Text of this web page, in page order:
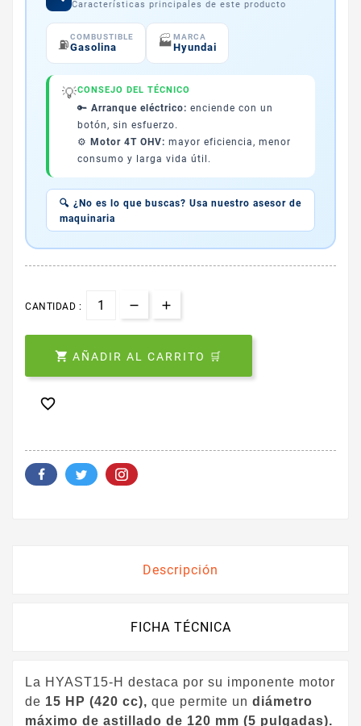
Características principales de este producto
⛽COMBUSTIBLE
Gasolina 🏭MARCA
Hyundai
💡CONSEJO DEL TÉCNICO
🔑 Arranque eléctrico: enciende con un
botón, sin esfuerzo.
⚙️ Motor 4T OHV: mayor eficiencia, menor
consumo y larga vida útil.
🔍 ¿No es lo que buscas? Usa nuestro asesor de
maquinaria
CANTIDAD :
 AÑADIR AL CARRITO 🛒

Descripción
FICHA TÉCNICA
La HYAST15-H destaca por su imponente motor
de 15 HP (420 cc), que permite un diámetro
máximo de astillado de 120 mm (5 pulgadas).